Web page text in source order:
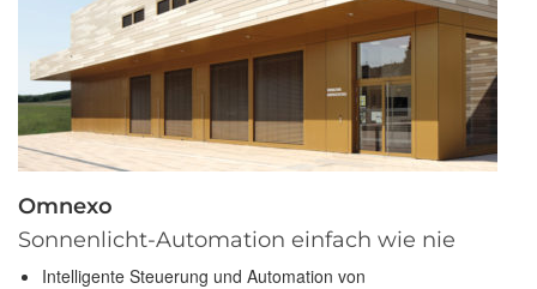
Omnexo
Sonnenlicht-Automation einfach wie nie
Intelligente Steuerung und Automation von